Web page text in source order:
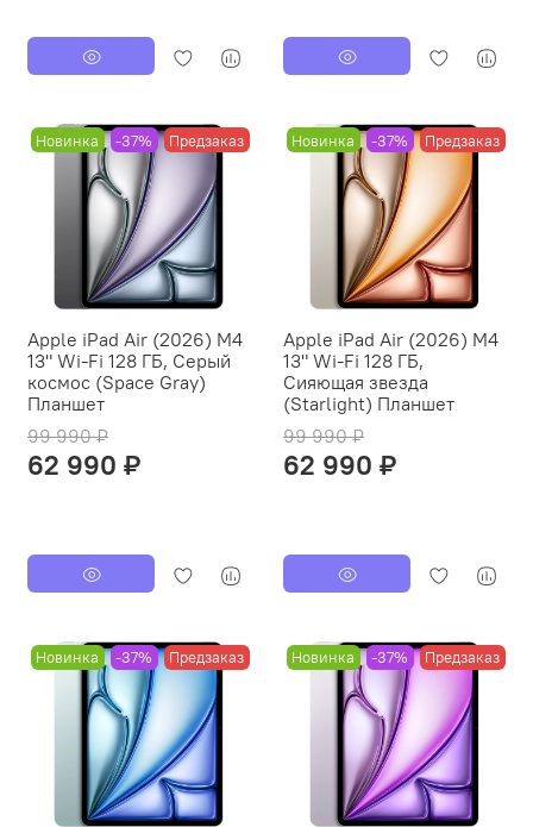
Новинка -37% Предзаказ
Apple iPad Air (2026) M4
13" Wi-Fi 128 ГБ, Серый
космос (Space Gray)
Планшет
99 990 ₽
62 990 ₽
Новинка -37% Предзаказ
Apple iPad Air (2026) M4
13" Wi-Fi 128 ГБ,
Сияющая звезда
(Starlight) Планшет
99 990 ₽
62 990 ₽
Новинка -37% Предзаказ Новинка -37% Предзаказ